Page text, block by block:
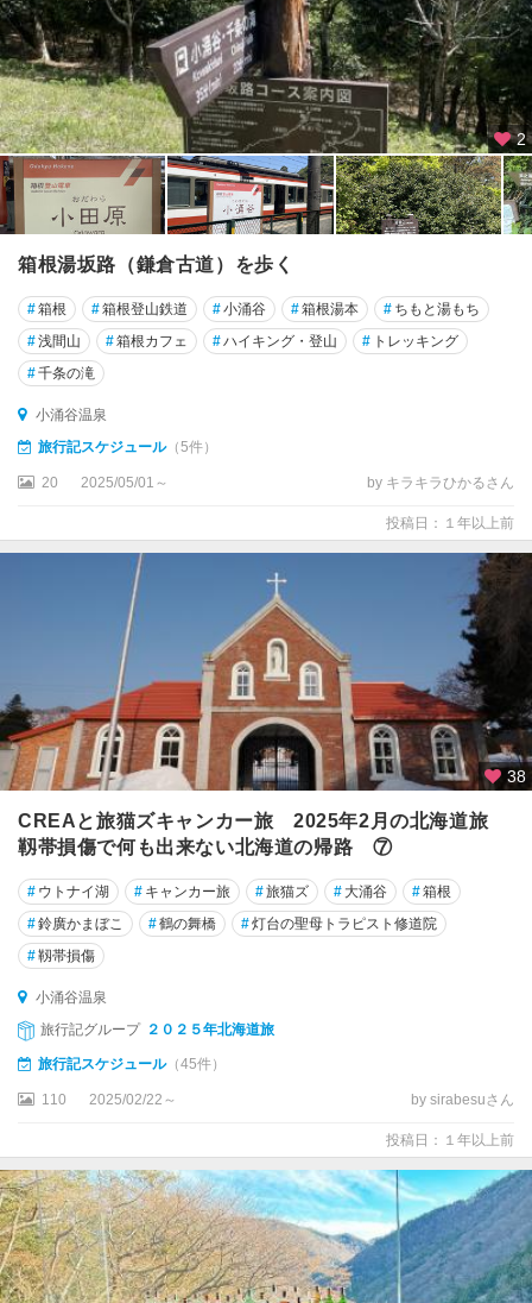
2
箱根湯坂路（鎌倉古道）を歩く
#箱根 #箱根登山鉄道 #小涌谷 #箱根湯本 # ちもと湯もち
#浅間山 #箱根カフェ #ハイキング・登山 # トレッキング
#千条の滝
小涌谷温泉
旅行記スケジュール（5件）
20 2025/05/01～ by キラキラひかるさん
投稿日：１年以上前
38
CREAと旅猫ズキャンカー旅 2025年2月の北海道旅
靱帯損傷で何も出来ない北海道の帰路 ⑦
# ウトナイ湖 # キャンカー旅 #旅猫ズ # 大涌谷 #箱根
#鈴廣かまぼこ #鶴の舞橋 #灯台の聖母トラピスト修道院
#靱帯損傷
小涌谷温泉
旅行記グループ ２０２５年北海道旅
旅行記スケジュール（45件）
110 2025/02/22～ by sirabesuさん
投稿日：１年以上前